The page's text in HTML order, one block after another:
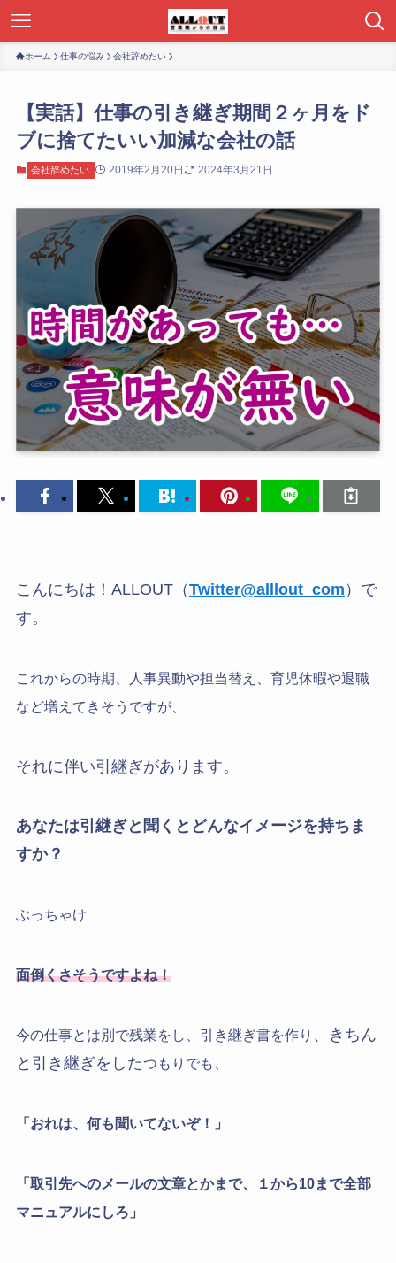
ホーム 仕事の悩み 会社辞めたい
【実話】仕事の引き継ぎ期間２ヶ月をド
ブに捨てたいい加減な会社の話
会社辞めたい 2019年2月20日 2024年3月21日
こんにちは！ALLOUT（Twitter@alllout_com ）で
す。
これからの時期、人事異動や担当替え、育児休暇や退職
など増えてきそうですが、
それに伴い引継ぎがあります。
あなたは引継ぎと聞くとどんなイメージを持ちま
すか？
ぶっちゃけ
面倒くさそうですよね！
今の仕事とは別で残業をし、引き継ぎ書を作り 、きちん
と引き継ぎをしたつもりでも、
「おれは、何も聞いてないぞ！」
「取引先へのメールの文章とかまで、１から10まで全部
マニュアルにしろ」